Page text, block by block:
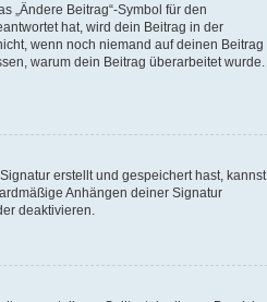
„Ändere Beitrag“-Symbol für den
hat, wird dein Beitrag in der
wenn noch niemand auf deinen Beitrag
warum dein Beitrag überarbeitet wurde.
erstellt und gespeichert hast, kannst
Anhängen deiner Signatur
deaktivieren.